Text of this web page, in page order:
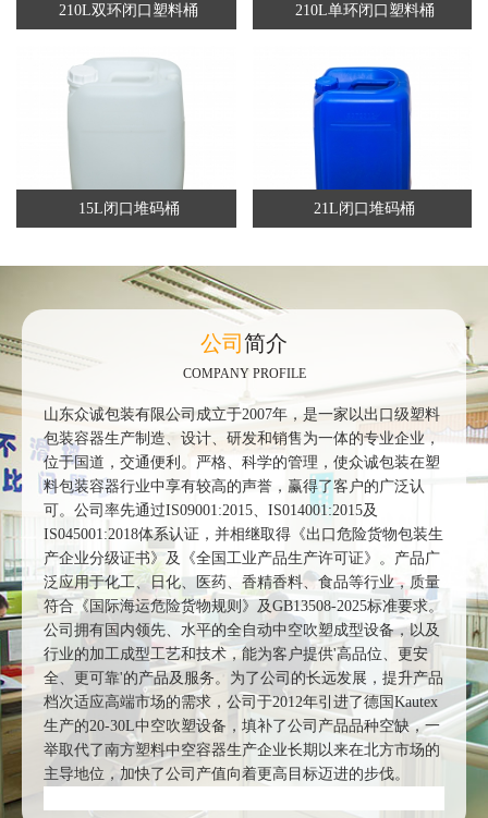
210L双环闭口塑料桶 210L单环闭口塑料桶
15L闭口堆码桶 21L闭口堆码桶
公司 简介
COMPANY PROFILE
山东众诚包装有限公司成立于2007年，是一家以出口级塑料
包装容器生产制造、设计、研发和销售为一体的专业企业，
位于国道，交通便利。严格、科学的管理，使众诚包装在塑
料包装容器行业中享有较高的声誉，赢得了客户的广泛认
可。公司率先通过IS09001:2015、IS014001:2015及
IS045001:2018体系认证，并相继取得《出口危险货物包装生
产企业分级证书》及《全国工业产品生产许可证》。产品广
泛应用于化工、日化、医药、香精香料、食品等行业，质量
符合《国际海运危险货物规则》及GB13508-2025标准要求。
公司拥有国内领先、水平的全自动中空吹塑成型设备，以及
行业的加工成型工艺和技术，能为客户提供'高品位、更安
全、更可靠'的产品及服务。为了公司的长远发展，提升产品
档次适应高端市场的需求，公司于2012年引进了德国Kautex
生产的20-30L中空吹塑设备，填补了公司产品品种空缺，一
举取代了南方塑料中空容器生产企业长期以来在北方市场的
主导地位，加快了公司产值向着更高目标迈进的步伐。